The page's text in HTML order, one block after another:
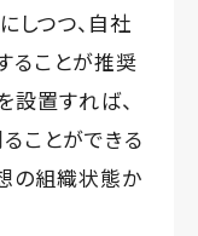
しつつ、自社
ることが推奨
設置すれば、
ことができる
の組織状態か